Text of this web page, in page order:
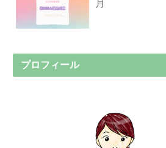
月
プロフィール